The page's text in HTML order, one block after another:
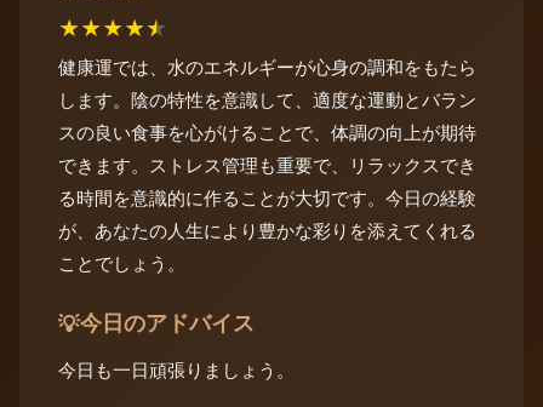
★★★★★
健康運では、水のエネルギーが心身の調和をもたら
します。陰の特性を意識して、適度な運動とバラン
スの良い食事を心がけることで、体調の向上が期待
できます。ストレス管理も重要で、リラックスでき
る時間を意識的に作ることが大切です。今日の経験
が、あなたの人生により豊かな彩りを添えてくれる
ことでしょう。
💡今日のアドバイス
今日も一日頑張りましょう。